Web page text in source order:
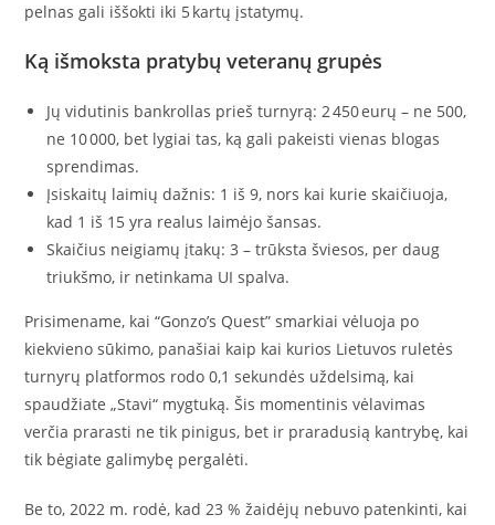
pelnas gali iššokti iki 5 kartų įstatymų.
Ką išmoksta pratybų veteranų grupės
Jų vidutinis bankrollas prieš turnyrą: 2 450 eurų – ne 500,
ne 10 000, bet lygiai tas, ką gali pakeisti vienas blogas
sprendimas.
Įsiskaitų laimių dažnis: 1 iš 9, nors kai kurie skaičiuoja,
kad 1 iš 15 yra realus laimėjo šansas.
Skaičius neigiamų įtakų: 3 – trūksta šviesos, per daug
triukšmo, ir netinkama UI spalva.
Prisimename, kai “Gonzo’s Quest” smarkiai vėluoja po
kiekvieno sūkimo, panašiai kaip kai kurios Lietuvos ruletės
turnyrų platformos rodo 0,1 sekundės uždelsimą, kai
spaudžiate „Stavi“ mygtuką. Šis momentinis vėlavimas
verčia prarasti ne tik pinigus, bet ir praradusią kantrybę, kai
tik bėgiate galimybę pergalėti.
Be to, 2022 m. rodė, kad 23 % žaidėjų nebuvo patenkinti, kai